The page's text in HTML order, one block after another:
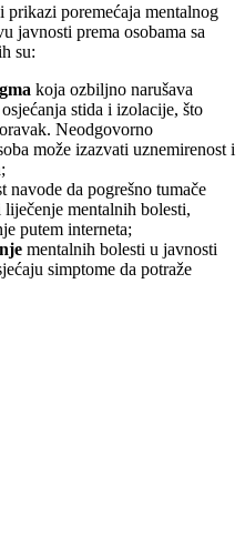
poremećaja mentalnog
javnosti prema osobama sa
su:
koja ozbiljno narušava
stida i izolacije, što
Neodgovorno
može izazvati uznemirenost i
navode da pogrešno tumače
mentalnih bolesti,
putem interneta;
mentalnih bolesti u javnosti
simptome da potraže